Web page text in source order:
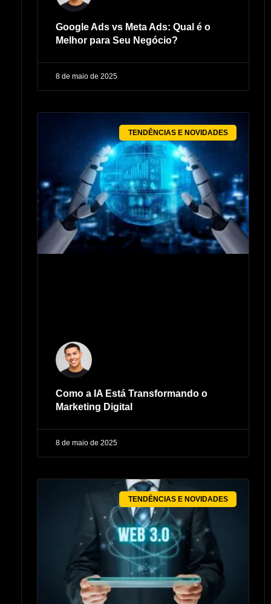
Google Ads vs Meta Ads: Qual é o
Melhor para Seu Negócio?
8 de maio de 2025
TENDÊNCIAS E NOVIDADES
Como a IA Está Transformando o
Marketing Digital
8 de maio de 2025
TENDÊNCIAS E NOVIDADES